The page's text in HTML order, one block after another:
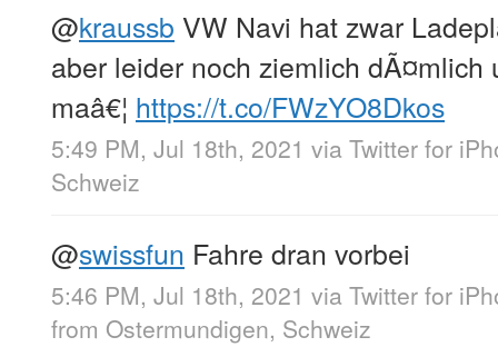
@kraussb VW Navi hat zwar
aber leider noch ziemlich dÃ¤mlich
maâ€¦ https://t.co/FWzYO8Dkos
5:49 PM, Jul 18th, 2021 via Twitter for
Schweiz
@swissfun Fahre dran vorbei
5:46 PM, Jul 18th, 2021 via Twitter for
from Ostermundigen, Schweiz